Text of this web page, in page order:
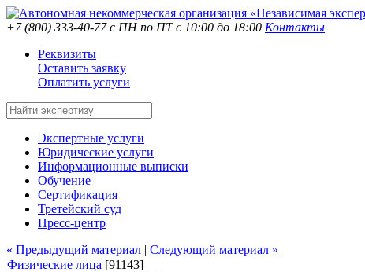
+7 (800) 333-40-77с ПН по ПТ с 10:00 до 18:00 Контакты
Реквизиты
Оставить заявку
Оплатить услуги
Экспертные услуги
Юридические услуги
Информационные выписки
Обучение
Сертификация
Третейский суд
Пресс-центр
« Предыдущий материал | Следующий материал »
Физические лица [91143]